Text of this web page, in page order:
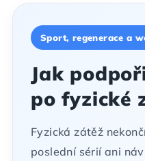
Sport, regenerace a
Jak
po fyzické
Fyzická zátěž
poslední sérií ani